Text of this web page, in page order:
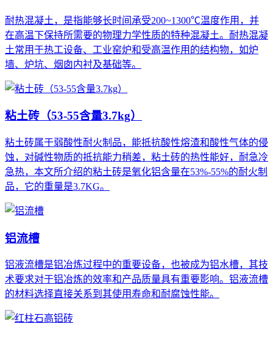
耐热混凝土，是指能够长时间承受200~1300℃温度作用，并
在高温下保持所需要的物理力学性质的特种混凝土。耐热混凝
土常用于热工设备、工业窑炉和受高温作用的结构物，如炉
墙、炉坑、烟囱内衬及基础等。
粘土砖（53-55含量3.7kg）
粘土砖属于弱酸性耐火制品，能抵抗酸性熔渣和酸性气体的侵
蚀，对碱性物质的抵抗能力稍差，粘土砖的热性能好，耐急冷
急热，本文所介绍的粘土砖是氧化铝含量在53%-55%的耐火制
品，它的重量是3.7KG。
铝流槽
铝液流槽是铝冶炼过程中的重要设备，也被成为铝水槽，其技
术要求对于铝冶炼的效率和产品质量具有重要影响。铝液流槽
的材料选择直接关系到其使用寿命和耐腐蚀性能。